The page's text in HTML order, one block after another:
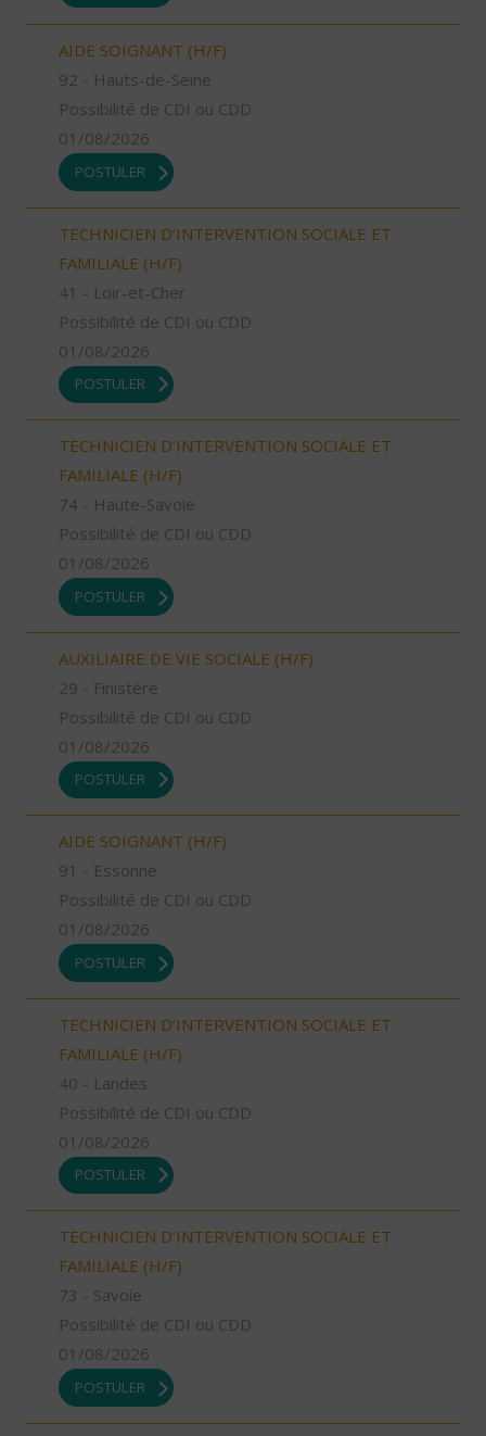
AIDE SOIGNANT (H/F)
92 - Hauts-de-Seine
Possibilité de CDI ou CDD
01/08/2026
POSTULER
TECHNICIEN D’INTERVENTION SOCIALE ET
FAMILIALE (H/F)
41 - Loir-et-Cher
Possibilité de CDI ou CDD
01/08/2026
POSTULER
TECHNICIEN D’INTERVENTION SOCIALE ET
FAMILIALE (H/F)
74 - Haute-Savoie
Possibilité de CDI ou CDD
01/08/2026
POSTULER
AUXILIAIRE DE VIE SOCIALE (H/F)
29 - Finistère
Possibilité de CDI ou CDD
01/08/2026
POSTULER
AIDE SOIGNANT (H/F)
91 - Essonne
Possibilité de CDI ou CDD
01/08/2026
POSTULER
TECHNICIEN D’INTERVENTION SOCIALE ET
FAMILIALE (H/F)
40 - Landes
Possibilité de CDI ou CDD
01/08/2026
POSTULER
TECHNICIEN D’INTERVENTION SOCIALE ET
FAMILIALE (H/F)
73 - Savoie
Possibilité de CDI ou CDD
01/08/2026
POSTULER